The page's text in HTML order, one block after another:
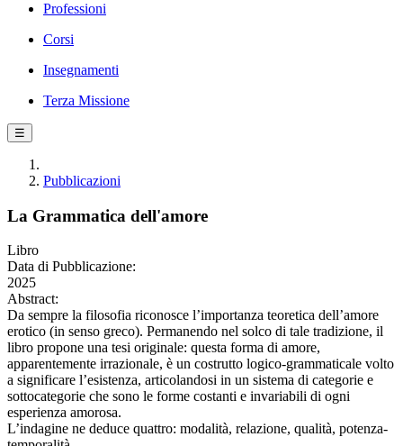
Professioni
Corsi
Insegnamenti
Terza Missione
☰
Pubblicazioni
La Grammatica dell'amore
Libro
Data di Pubblicazione:
2025
Abstract:
Da sempre la filosofia riconosce l’importanza teoretica dell’amore
erotico (in senso greco). Permanendo nel solco di tale tradizione, il
libro propone una tesi originale: questa forma di amore,
apparentemente irrazionale, è un costrutto logico-grammaticale volto
a significare l’esistenza, articolandosi in un sistema di categorie e
sottocategorie che sono le forme costanti e invariabili di ogni
esperienza amorosa.
L’indagine ne deduce quattro: modalità, relazione, qualità, potenza-